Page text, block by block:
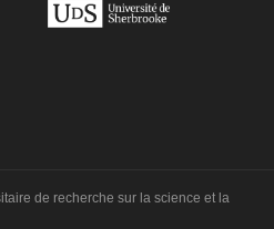
de recherche sur la science et la